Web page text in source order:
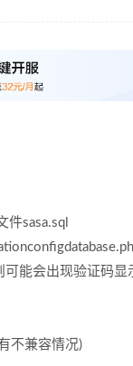
件sasa.sql
可能会出现验证码显
不兼容情况)